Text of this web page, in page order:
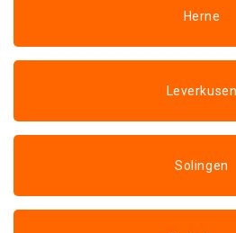
Herne
Leverkusen
Solingen